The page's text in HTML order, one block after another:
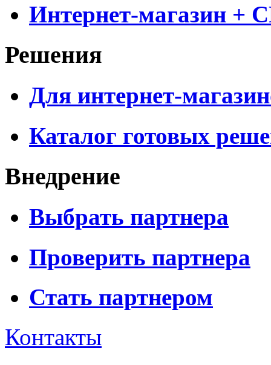
Интернет-магазин +
Решения
Для интернет-
Каталог готовых
Внедрение
Выбрать партнера
Проверить партнера
Стать партнером
Контакты